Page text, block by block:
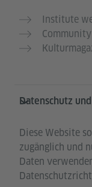
Institute
Datenschutz
Diese Website
zugänglich und
Daten